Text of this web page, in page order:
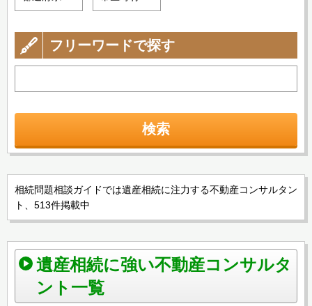
フリーワードで探す
検索
相続問題相談ガイドでは遺産相続に注力する不動産コンサルタン
ト、513件掲載中
遺産相続に強い不動産コンサルタ
ント一覧